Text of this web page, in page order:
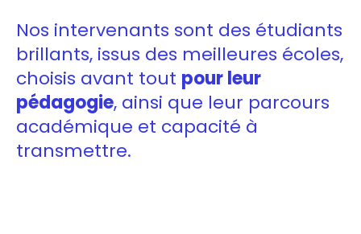
Nos intervenants sont des étudiants
brillants, issus des meilleures écoles,
choisis avant tout pour leur
pédagogie, ainsi que leur parcours
académique et capacité à
transmettre.